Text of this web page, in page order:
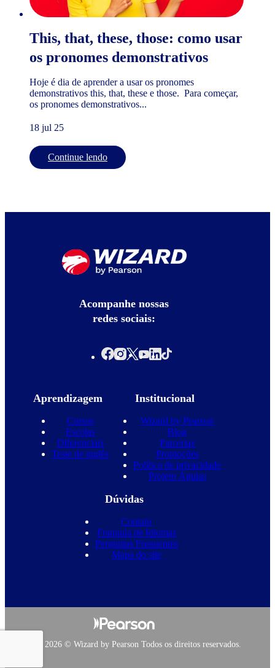
This, that, these, those: como usar
os pronomes demonstrativos
Hoje é dia de aprender a usar os pronomes
demonstrativos this, that, these e those. Para começar,
os pronomes demonstrativos...
18 jul 25
Continue lendo
Acompanhe nossas
redes sociais:
Aprendizagem
Cursos
Escolas
Diferenciais
Teste de inglês
Institucional
Wizard by Pearson
Blog
Parcerias
Promoções
Política de privacidade
Projeto Águias
Dúvidas
Contato
Franquia de Idiomas
Perguntas Frequentes
Mapa do site
Copyright 2026 © Wizard by Pearson Todos os direitos reservados.